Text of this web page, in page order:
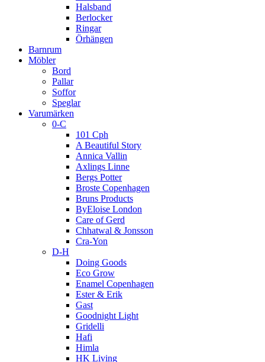
Halsband
Berlocker
Ringar
Örhängen
Barnrum
Möbler
Bord
Pallar
Soffor
Speglar
Varumärken
0-C
101 Cph
A Beautiful Story
Annica Vallin
Axlings Linne
Bergs Potter
Broste Copenhagen
Bruns Products
ByEloise London
Care of Gerd
Chhatwal & Jonsson
Cra-Yon
D-H
Doing Goods
Eco Grow
Enamel Copenhagen
Ester & Erik
Gast
Goodnight Light
Gridelli
Hafi
Himla
HK Living